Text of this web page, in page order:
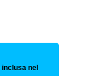
inclusa nel